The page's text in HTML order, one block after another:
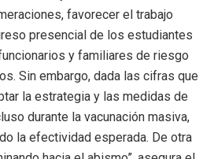
favorecer el trabajo
presencial de los estudiantes
y familiares de riesgo
Sin embargo, dada las cifras que
la estrategia y las medidas de
durante la vacunación masiva,
la efectividad esperada. De otra